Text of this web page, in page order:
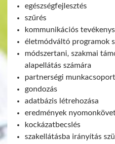
egészségfejlesztés
szűrés
kommunikációs
életmódváltó programok
módszertani, szakmai
alapellátás számára
partnerségi
gondozás
adatbázis létrehozása
eredmények
kockázatbecslés
szakellátásba irányítás